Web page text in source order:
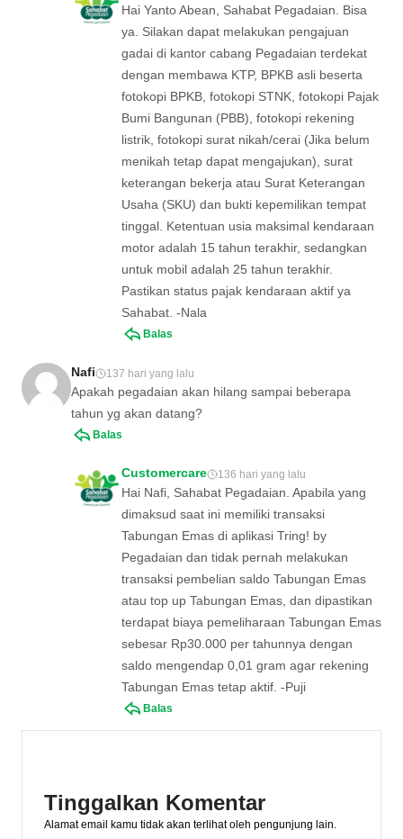
Hai Yanto Abean, Sahabat Pegadaian. Bisa
ya. Silakan dapat melakukan pengajuan
gadai di kantor cabang Pegadaian terdekat
dengan membawa KTP, BPKB asli beserta
fotokopi BPKB, fotokopi STNK, fotokopi Pajak
Bumi Bangunan (PBB), fotokopi rekening
listrik, fotokopi surat nikah/cerai (Jika belum
menikah tetap dapat mengajukan), surat
keterangan bekerja atau Surat Keterangan
Usaha (SKU) dan bukti kepemilikan tempat
tinggal. Ketentuan usia maksimal kendaraan
motor adalah 15 tahun terakhir, sedangkan
untuk mobil adalah 25 tahun terakhir.
Pastikan status pajak kendaraan aktif ya
Sahabat. -Nala
Balas
Nafi 137 hari yang lalu
Apakah pegadaian akan hilang sampai beberapa
tahun yg akan datang?
Balas
Customercare 136 hari yang lalu
Hai Nafi, Sahabat Pegadaian. Apabila yang
dimaksud saat ini memiliki transaksi
Tabungan Emas di aplikasi Tring! by
Pegadaian dan tidak pernah melakukan
transaksi pembelian saldo Tabungan Emas
atau top up Tabungan Emas, dan dipastikan
terdapat biaya pemeliharaan Tabungan Emas
sebesar Rp30.000 per tahunnya dengan
saldo mengendap 0,01 gram agar rekening
Tabungan Emas tetap aktif. -Puji
Balas
Tinggalkan Komentar
Alamat email kamu tidak akan terlihat oleh pengunjung lain.